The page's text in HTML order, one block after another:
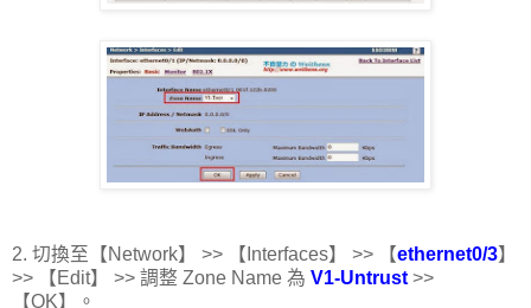
2. 切換至【Network】 >> 【Interfaces】 >> 【ethernet0/3】
>> 【Edit】 >> 調整 Zone Name 為 V1-Untrust>>
【OK】。